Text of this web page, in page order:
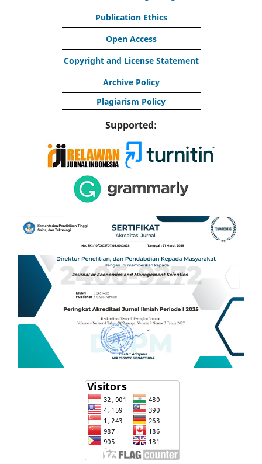
Publication Ethics
Open Access
Copyright and License Statement
Archive Policy
Plagiarism Policy
Supported: